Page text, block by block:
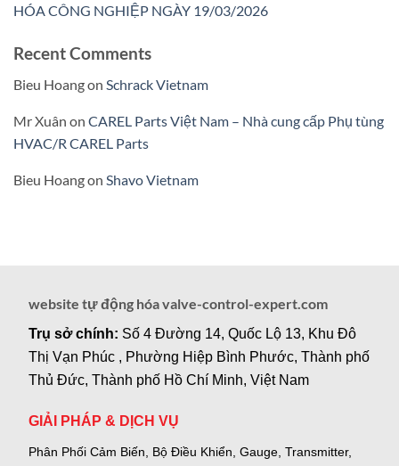
HÓA CÔNG NGHIỆP NGÀY 19/03/2026
Recent Comments
Bieu Hoangon Schrack Vietnam
Mr Xuân on CAREL Parts Việt Nam – Nhà cung cấp Phụ tùng
HVAC/R CAREL Parts
Bieu Hoangon Shavo Vietnam
website tự động hóa valve-control-expert.com
Trụ sở chính: Số 4 Đường 14, Quốc Lộ 13, Khu Đô
Thị Vạn Phúc , Phường Hiệp Bình Phước, Thành phố
Thủ Đức, Thành phố Hồ Chí Minh, Việt Nam
GIẢI PHÁP & DỊCH VỤ
Phân Phối Cảm Biến, Bộ Điều Khiển, Gauge, Transmitter,